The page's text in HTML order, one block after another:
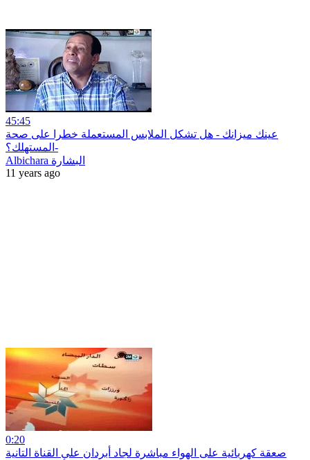
45:45
عينك ميزانك - هل تشكل الملابس المستعملة خطرا على صحة
المستهلك؟-
Albichara البشارة
11 years ago
0:20
صعقة كهربائية على الهواء مباشرة لجاد أبردان على القناة التانية